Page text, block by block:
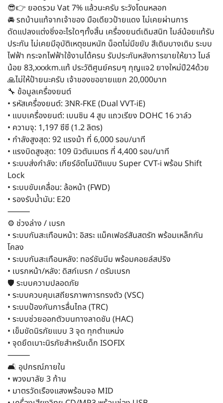
😎👉 ยอดรวม Vat 7% แล้วนะครับ ระวังโดนหลอก
🚘 รถบ้านแท้จากเจ้าของ มือเดียวป้ายแดง ไม่เคยผ่านการ
ดัดแปลงแต่งซิ่งอะไรใดๆทั้งสิ้น เครื่องยนต์เดิมสนิท ไมล์น้อยแท้รับ
ประกัน ไม่เคยมีอุบัติเหตุชนหนัก น็อตไม่มีขยับ สีเดิมบางเดิม ระบบ
ไฟฟ้า กระจกไฟฟ้าใช้งานได้ครบ รับประกันหลังการขายให้ยาว ไมล์
น้อย 83,xxxkm.แท้ ประวัติศูนย์ครบๆ กุญแจ2 ยางใหม่ปี24ด้วย
🙏ไม่ให้ป้ายนะครับ เจ้าของขอขายแยก 20,000บาท
🔧 ข้อมูลเครื่องยนต์
• รหัสเครื่องยนต์: 3NR-FKE (Dual VVT-iE)
• แบบเครื่องยนต์: เบนซิน 4 สูบ แถวเรียง DOHC 16 วาล์ว
• ความจุ: 1,197 ซีซี (1.2 ลิตร)
• กำลังสูงสุด: 92 แรงม้า ที่ 6,000 รอบ/นาที
• แรงบิดสูงสุด: 109 นิวตันเมตร ที่ 4,400 รอบ/นาที
• ระบบส่งกำลัง: เกียร์อัตโนมัติแบบ Super CVT-i พร้อม Shift
Lock
• ระบบขับเคลื่อน: ล้อหน้า (FWD)
• รองรับน้ำมัน: E20
⸻
⚙️ ช่วงล่าง / เบรก
• ระบบกันสะเทือนหน้า: อิสระ แม็คเฟอร์สันสตรัท พร้อมเหล็กกัน
โคลง
• ระบบกันสะเทือนหลัง: ทอร์ชันบีม พร้อมคอยล์สปริง
• เบรกหน้า/หลัง: ดิสก์เบรก / ดรัมเบรก
🛡️ ระบบความปลอดภัย
• ระบบควบคุมเสถียรภาพการทรงตัว (VSC)
• ระบบป้องกันการลื่นไถล (TRC)
• ระบบช่วยออกตัวบนทางลาดชัน (HAC)
• เข็มขัดนิรภัยแบบ 3 จุด ทุกตำแหน่ง
• จุดยึดเบาะนิรภัยสำหรับเด็ก ISOFIX
⸻
🛋️ อุปกรณ์ภายใน
• พวงมาลัย 3 ก้าน
• มาตรวัดเรืองแสงพร้อมจอ MID